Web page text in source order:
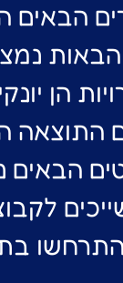
הבאים
הבאות
הן
היא
הבאים
התרחשו